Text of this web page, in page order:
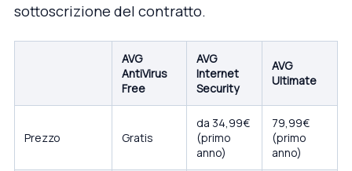
sottoscrizione del contratto.
AVG
AntiVirus
Free
AVG
Internet
Security
AVG
Ultimate
Prezzo Gratis
da 34,99€
(primo
anno)
79,99€
(primo
anno)